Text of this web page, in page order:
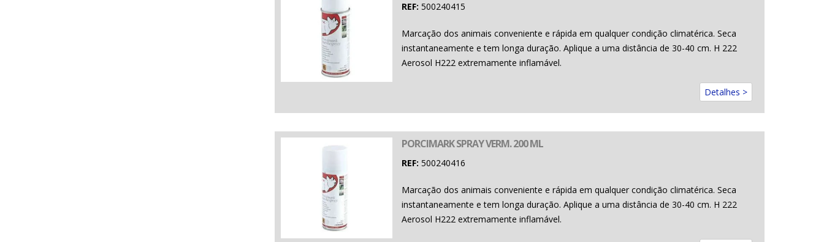
REF: 500240415
Marcação dos animais conveniente e rápida em qualquer condição climatérica. Seca
instantaneamente e tem longa duração. Aplique a uma distância de 30-40 cm. H 222
Aerosol H222 extremamente inflamável.
Detalhes >
PORCIMARK SPRAY VERM. 200 ML
REF: 500240416
Marcação dos animais conveniente e rápida em qualquer condição climatérica. Seca
instantaneamente e tem longa duração. Aplique a uma distância de 30-40 cm. H 222
Aerosol H222 extremamente inflamável.